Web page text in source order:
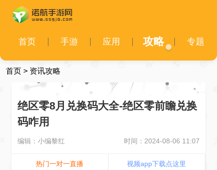
首页 手游 应用 攻略 专题
首页> 资讯攻略
绝区零8月兑换码大全-绝区零前瞻兑换
码咋用
编辑：小编黎红 时间：2024-08-06 11:07
热门一对一直播 视频app下载点这里